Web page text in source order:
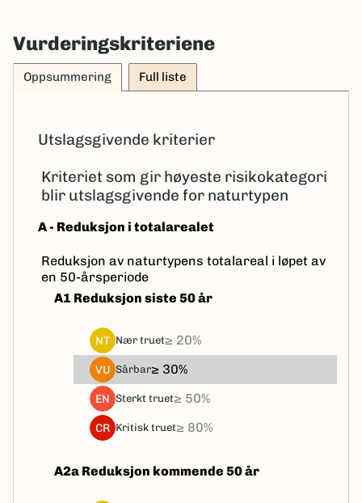
Vurderingskriteriene
Oppsummering Full liste
Utslagsgivende kriterier
Kriteriet som gir høyeste risikokategori
blir utslagsgivende for naturtypen
A - Reduksjon i totalarealet
Reduksjon av naturtypens totalareal i løpet av
en 50-årsperiode
A1 Reduksjon siste 50 år
NT nær truet≥ 20%
VU sårbar≥ 30%
EN sterkt truet≥ 50%
CR kritisk truet≥ 80%
A2a Reduksjon kommende 50 år